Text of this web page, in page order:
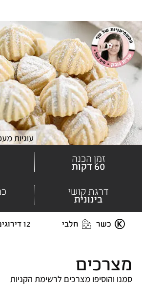
כשר חלבי 12 דירוגים
עוגיות
זמן הכנה
60 דקות
דרגת קושי
בינונית
מצרכים
סמנו והוסיפו מצרכים לרשימת הקניות